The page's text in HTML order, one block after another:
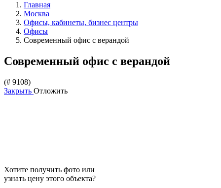
Главная
Москва
Офисы, кабинеты, бизнес центры
Офисы
Современный офис с верандой
Современный офис с верандой
(# 9108)
Закрыть Отложить
Хотите получить фото или
узнать цену этого объекта?